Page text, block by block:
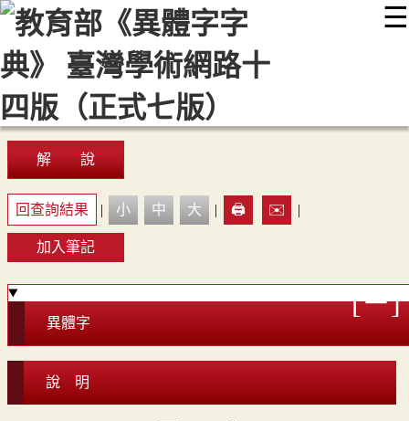
☰
::: 最新消息 常見問題 編輯說明
顯示模式
網站導覽
解 說
回查詢結果 | 小 中 大 | 🖨️ ✉️ |
加入筆記
異體字
說 明